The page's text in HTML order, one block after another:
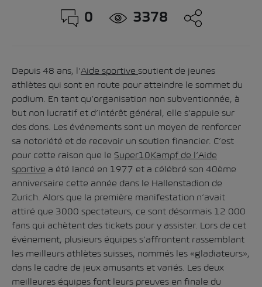
0 3378
Depuis 48 ans, l’Aide sportive soutient de jeunes
athlètes qui sont en route pour atteindre le sommet du
podium. En tant qu’organisation non subventionnée, à
but non lucratif et d’intérêt général, elle s’appuie sur
des dons. Les événements sont un moyen de renforcer
sa notoriété et de recevoir un soutien financier. C’est
pour cette raison que le Super10Kampf de l’Aide
sportive a été lancé en 1977 et a célébré son 40ème
anniversaire cette année dans le Hallenstadion de
Zurich. Alors que la première manifestation n’avait
attiré que 3000 spectateurs, ce sont désormais 12 000
fans qui achètent des tickets pour y assister. Lors de cet
événement, plusieurs équipes s’affrontent rassemblant
les meilleurs athlètes suisses, nommés les «gladiateurs»,
dans le cadre de jeux amusants et variés. Les deux
meilleures équipes font leurs preuves en finale du